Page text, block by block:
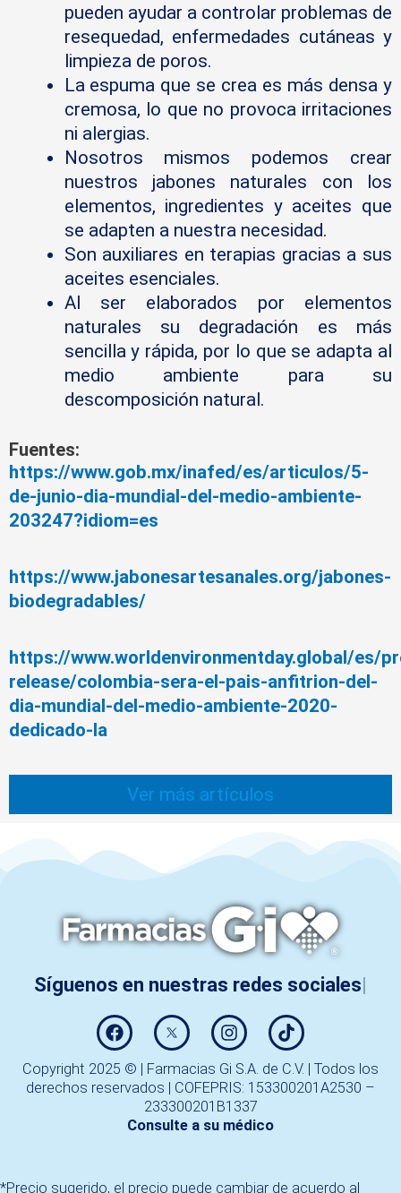
pueden ayudar a controlar problemas de
resequedad, enfermedades cutáneas y
limpieza de poros.
La espuma que se crea es más densa y
cremosa, lo que no provoca irritaciones
ni alergias.
Nosotros mismos podemos crear
nuestros jabones naturales con los
elementos, ingredientes y aceites que
se adapten a nuestra necesidad.
Son auxiliares en terapias gracias a sus
aceites esenciales.
Al ser elaborados por elementos
naturales su degradación es más
sencilla y rápida, por lo que se adapta al
medio ambiente para su
descomposición natural.
Fuentes:
https://www.gob.mx/inafed/es/articulos/5-
de-junio-dia-mundial-del-medio-ambiente-
203247?idiom=es
https://www.jabonesartesanales.org/jabones-
biodegradables/
https://www.worldenvironmentday.global/es/
release/colombia-sera-el-pais-anfitrion-del-
dia-mundial-del-medio-ambiente-2020-
dedicado-la
Ver más artículos
Síguenos en nuestras redes sociales
Copyright 2025 © | Farmacias Gi S.A. de C.V. | Todos los
derechos reservados | COFEPRIS: 153300201A2530 –
233300201B1337
Consulte a su médico
*Precio sugerido, el precio puede cambiar de acuerdo al